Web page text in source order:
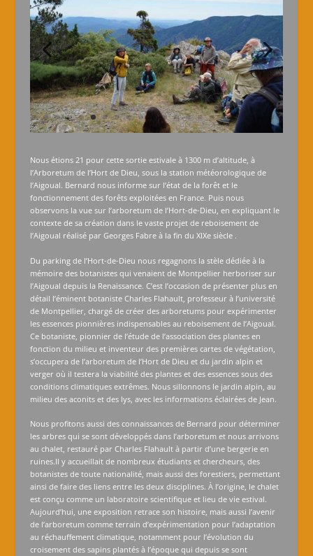
Nous étions 21 pour cette sortie estivale à 1300 m d’altitude, à
l’Arboretum de l’Hort de Dieu, sous la station météorologique de
l’Aigoual. Bernard nous informe sur l’état de la forêt et le
fonctionnement des forêts exploitées en France. Puis nous
observons la vue sur l’arboretum de l’Hort-de-Dieu, en expliquant le
contexte de sa création dans le vaste projet de reboisement de
l’Aigoual réalisé par Georges Fabre à la fin du XIXe siècle .
Du parking de l’Hort-de-Dieu nous regagnons la stèle dédiée à la
mémoire des botanistes qui venaient de Montpellier herboriser sur
l’Aigoual depuis la Renaissance. C’est l’occasion de présenter plus en
détail l’éminent botaniste Charles Flahault, professeur à l’université
de Montpellier, chargé de créer des arboretums pour expérimenter
les essences pionnières indispensables au reboisement de l’Aigoual.
Ce botaniste, pionnier de l’étude de l’association des plantes en
fonction du milieu et inventeur des premières cartes de végétation,
s’occupera de l’arboretum de l’Hort de Dieu et du jardin alpin et
verger où il testera la viabilité des plantes et des essences sous des
conditions climatiques extrêmes. Nous sillonnons le jardin alpin, au
milieu des aconits et des lys, avec les informations éclairées de Jean.
Nous profitons aussi des connaissances de Bernard pour déterminer
les arbres qui se sont développés dans l’arboretum et nous arrivons
au chalet, restauré par Charles Flahault à partir d’une bergerie en
ruines.Il y accueillait de nombreux étudiants et chercheurs, des
botanistes de toute nationalité, mais aussi des forestiers, permettant
ainsi de faire des liens entre les deux disciplines. À l’origine, le chalet
est conçu comme un laboratoire scientifique et lieu de vie estival.
Aujourd’hui, une exposition retrace son histoire, mais aussi l’avenir
de l’arboretum comme terrain d’expérimentation pour l’adaptation
au réchauffement climatique, notamment pour l’évolution du
croisement des sapins plantés à l’époque qui depuis se sont